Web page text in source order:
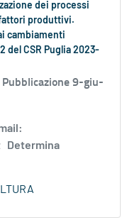
dei processi
produttivi.
cambiamenti
del CSR Puglia 2023-
9-giu-
Determina